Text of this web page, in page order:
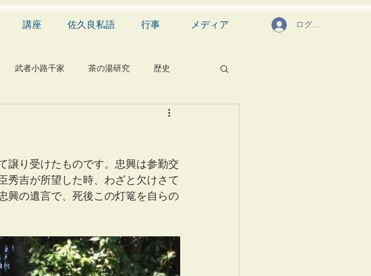
講座 佐久良私語 行事 メディア ログイン
武者小路千家 茶の湯研究 歴史
食文化
メディア blog 芸能 茶道具
譲り受けたものです。忠興は参勤交
秀吉が所望した時、わざと欠けさて
興の遺言で、死後この灯篭を自らの